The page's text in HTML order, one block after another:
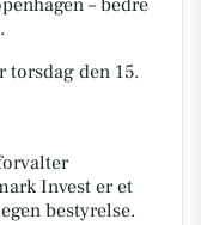
– bedre
torsdag den 15.
Invest er et
bestyrelse.